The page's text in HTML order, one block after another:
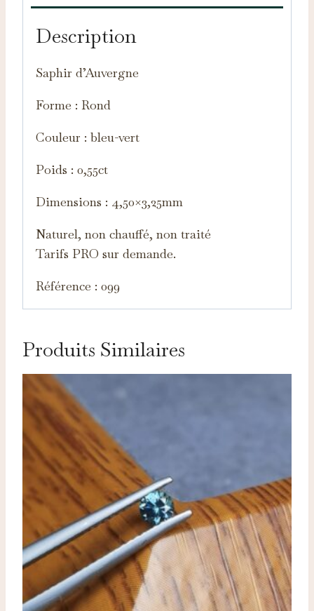
Description
Saphir d’Auvergne
Forme : Rond
Couleur : bleu-vert
Poids : 0,55ct
Dimensions : 4,50×3,25mm
Naturel, non chauffé, non traité
Tarifs PRO sur demande.
Référence : 099
Produits Similaires